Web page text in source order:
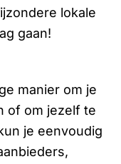
lokale
gaan!
manier om je
of om jezelf te
je eenvoudig